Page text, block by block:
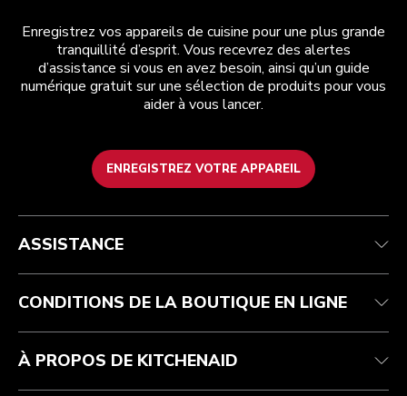
Enregistrez vos appareils de cuisine pour une plus grande
tranquillité d’esprit. Vous recevrez des alertes
d’assistance si vous en avez besoin, ainsi qu’un guide
numérique gratuit sur une sélection de produits pour vous
aider à vous lancer.
ENREGISTREZ VOTRE APPAREIL
Health Check
Suivez votre commande
Garantie et documents
FAQ
Conditions générales de vente
Retours et remboursements
Imprint
ODR
La marque
Trouver une boutique
ASSISTANCE
CONDITIONS DE LA BOUTIQUE EN LIGNE
À PROPOS DE KITCHENAID